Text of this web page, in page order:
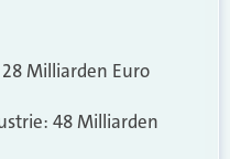
Milliarden Euro
48 Milliarden